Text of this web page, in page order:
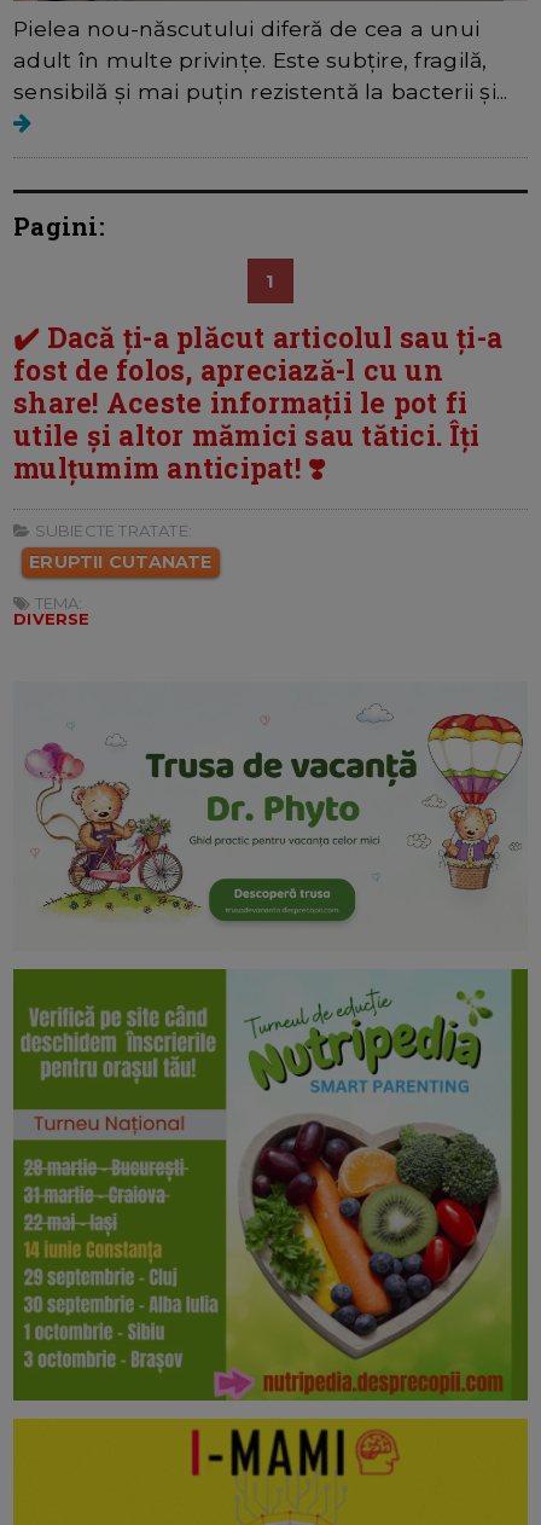
Pielea nou-născutului diferă de cea a unui
adult în multe privințe. Este subțire, fragilă,
sensibilă şi mai puțin rezistentă la bacterii și...
Pagini:
1
✔️ Dacă ți-a plăcut articolul sau ți-a
fost de folos, apreciază-l cu un
share! Aceste informații le pot fi
utile și altor mămici sau tătici. Îți
mulțumim anticipat! ❣️
SUBIECTE TRATATE:
ERUPTII CUTANATE
TEMA:
DIVERSE